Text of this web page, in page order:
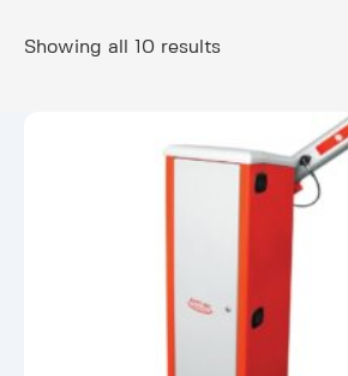
Showing all 10 results